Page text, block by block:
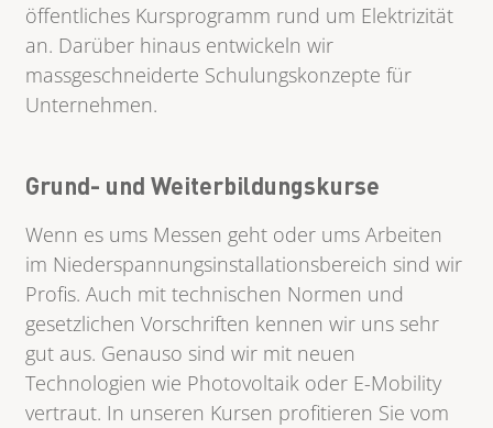
öffentliches Kursprogramm rund um Elektrizität
an. Darüber hinaus entwickeln wir
massgeschneiderte Schulungskonzepte für
Unternehmen.
Grund- und Weiterbildungskurse
Wenn es ums Messen geht oder ums Arbeiten
im Niederspannungsinstallationsbereich sind wir
Profis. Auch mit technischen Normen und
gesetzlichen Vorschriften kennen wir uns sehr
gut aus. Genauso sind wir mit neuen
Technologien wie Photovoltaik oder E-Mobility
vertraut. In unseren Kursen profitieren Sie vom